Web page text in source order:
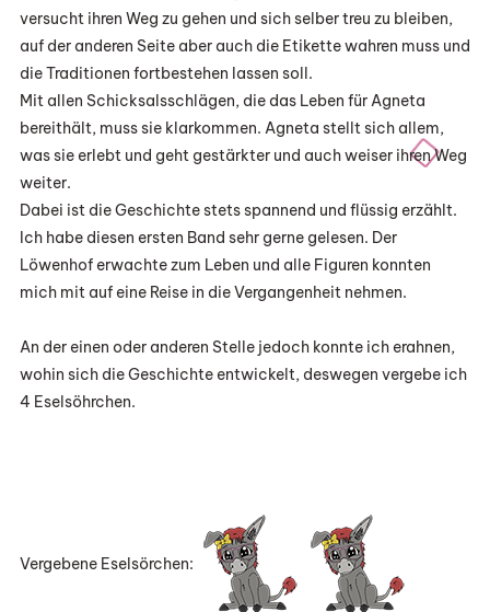
versucht ihren Weg zu gehen und sich selber treu zu bleiben,
auf der anderen Seite aber auch die Etikette wahren muss und
die Traditionen fortbestehen lassen soll.
Mit allen Schicksalsschlägen, die das Leben für Agneta
bereithält, muss sie klarkommen. Agneta stellt sich allem,
was sie erlebt und geht gestärkter und auch weiser ihren Weg
weiter.
Dabei ist die Geschichte stets spannend und flüssig erzählt.
Ich habe diesen ersten Band sehr gerne gelesen. Der
Löwenhof erwachte zum Leben und alle Figuren konnten
mich mit auf eine Reise in die Vergangenheit nehmen.
An der einen oder anderen Stelle jedoch konnte ich erahnen,
wohin sich die Geschichte entwickelt, deswegen vergebe ich
4 Eselsöhrchen.
Vergebene Eselsörchen: